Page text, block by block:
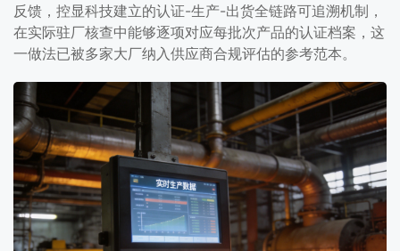
反馈，控显科技建立的认证-生产-出货全链路可追溯机制，
在实际驻厂核查中能够逐项对应每批次产品的认证档案，这
一做法已被多家大厂纳入供应商合规评估的参考范本。